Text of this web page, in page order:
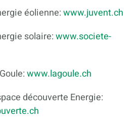
éolienne:www.juvent.ch
solaire:www.societe-
www.lagoule.ch
découverte Energie: